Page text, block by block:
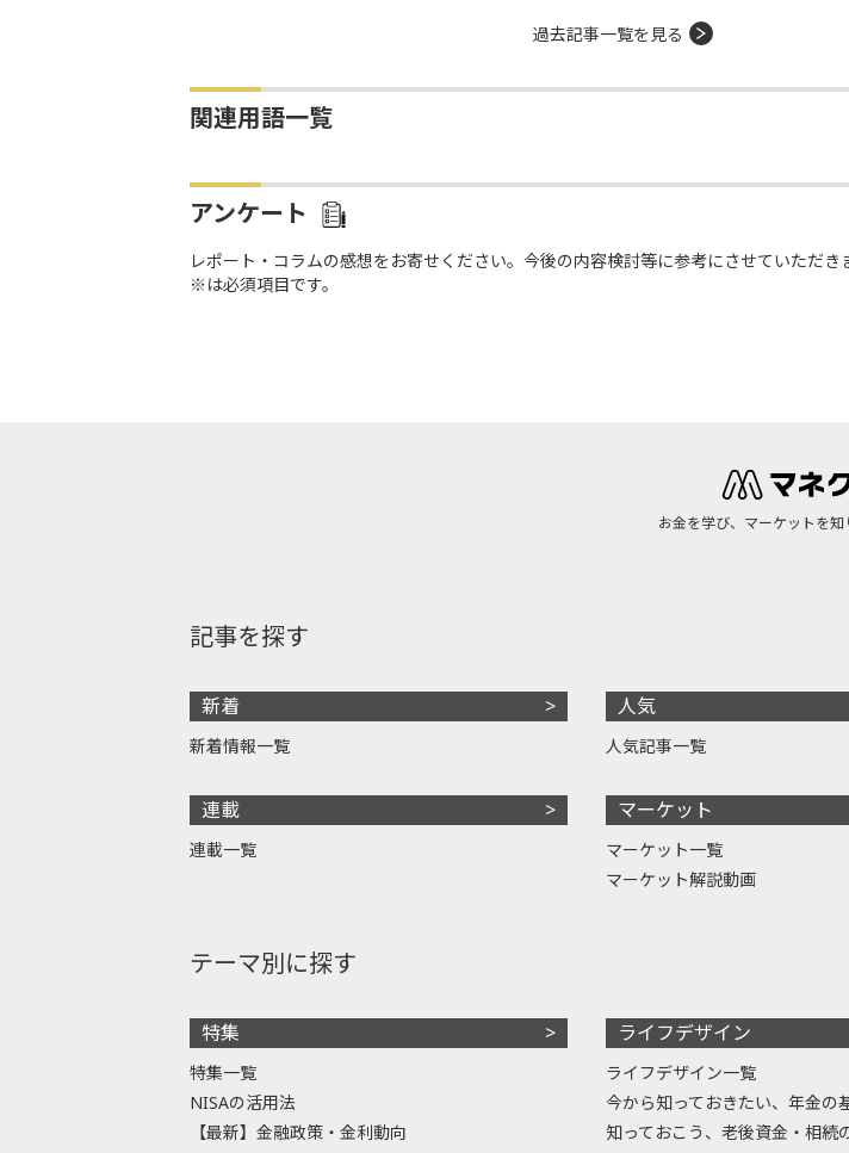
過去記事一覧を見る
関連用語一覧
アンケート
レポート・コラムの感想をお寄せください。今後の内容検討等に参考にさせていただき
※は必須項目です。
お金を学び、マーケットを知
記事を探す
新着
新着情報一覧
連載
連載一覧
人気
人気記事一覧
マーケット
マーケット一覧
マーケット解説動画
テーマ別に探す
特集
特集一覧
NISAの活用法
【最新】金融政策・金利動向
ライフデザイン
ライフデザイン一覧
今から知っておきたい、年金の
知っておこう、老後資金・相続